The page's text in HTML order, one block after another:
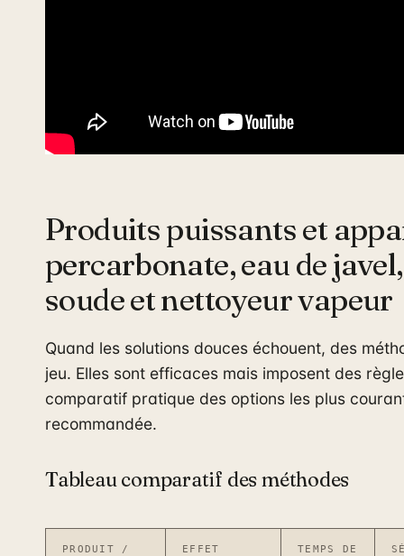
Produits puissants et
percarbonate, eau de
soude et nettoyeur vapeur
Quand les solutions douces échouent, des
jeu. Elles sont efficaces mais imposent des
comparatif pratique des options les plus
recommandée.
Tableau comparatif des méthodes
PRODUIT /
EFFET
TEMPS DE